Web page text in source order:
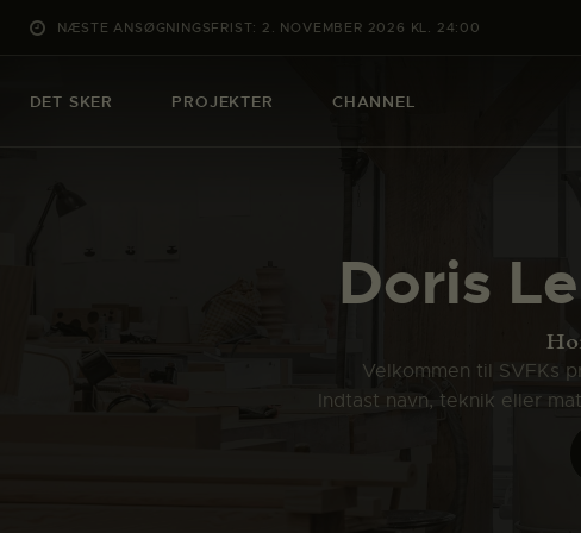
NÆSTE ANSØGNINGSFRIST: 2. NOVEMBER 2026 KL. 24:00
DET SKER PROJEKTER CHANNEL
Doris
Velkommen til SVFKs
Indtast navn, teknik eller